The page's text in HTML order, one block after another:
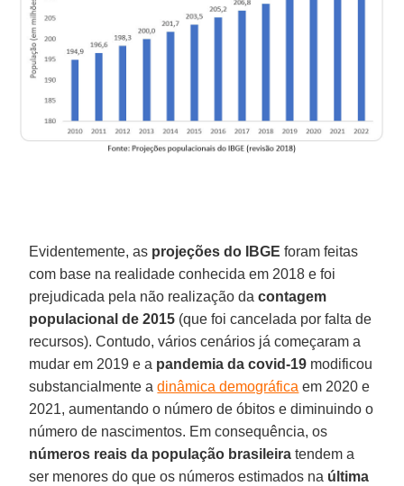
Evidentemente, as projeções do IBGE foram feitas
com base na realidade conhecida em 2018 e foi
prejudicada pela não realização dacontagem
populacional de 2015 (que foi cancelada por falta de
recursos). Contudo, vários cenários já começaram a
mudar em 2019 e a pandemia da covid-19 modificou
substancialmente adinâmica demográfica em 2020 e
2021, aumentando o número de óbitos e diminuindo o
número de nascimentos. Em consequência, os
números reais da população brasileira tendem a
ser menores do que os números estimados na última